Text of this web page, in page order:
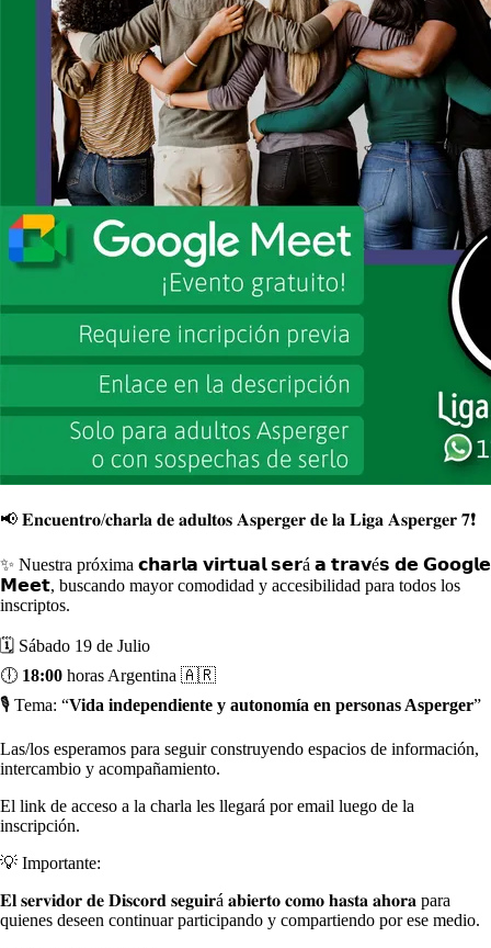
📢 𝐄𝐧𝐜𝐮𝐞𝐧𝐭𝐫𝐨/𝐜𝐡𝐚𝐫𝐥𝐚 𝐝𝐞 𝐚𝐝𝐮𝐥𝐭𝐨𝐬 𝐀𝐬𝐩𝐞𝐫𝐠𝐞𝐫 𝐝𝐞 𝐥𝐚 𝐋𝐢𝐠𝐚 𝐀𝐬𝐩𝐞𝐫𝐠𝐞𝐫 𝟕❗
✨ Nuestra próxima 𝗰𝗵𝗮𝗿𝗹𝗮 𝘃𝗶𝗿𝘁𝘂𝗮𝗹 𝘀𝗲𝗿á 𝗮 𝘁𝗿𝗮𝘃é𝘀 𝗱𝗲 𝗚𝗼𝗼𝗴𝗹𝗲
𝗠𝗲𝗲𝘁, buscando mayor comodidad y accesibilidad para todos los
inscriptos.
🗓 Sábado 19 de Julio
🕕 18:00 horas Argentina 🇦🇷
🎙 Tema: “Vida independiente y autonomía en personas Asperger”
Las/los esperamos para seguir construyendo espacios de información,
intercambio y acompañamiento.
El link de acceso a la charla les llegará por email luego de la
inscripción.
💡 Importante:
𝐄𝐥 𝐬𝐞𝐫𝐯𝐢𝐝𝐨𝐫 𝐝𝐞 𝐃𝐢𝐬𝐜𝐨𝐫𝐝 𝐬𝐞𝐠𝐮𝐢𝐫á 𝐚𝐛𝐢𝐞𝐫𝐭𝐨 𝐜𝐨𝐦𝐨 𝐡𝐚𝐬𝐭𝐚 𝐚𝐡𝐨𝐫𝐚 para
quienes deseen continuar participando y compartiendo por ese medio.